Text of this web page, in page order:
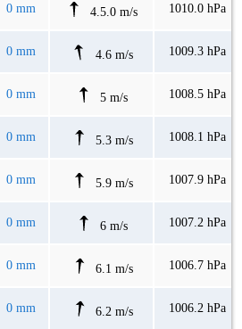
0 mm 4.5.0 m/s 1010.0 hPa
0 mm 4.6 m/s 1009.3 hPa
0 mm 5 m/s 1008.5 hPa
0 mm 5.3 m/s 1008.1 hPa
0 mm 5.9 m/s 1007.9 hPa
0 mm 6 m/s 1007.2 hPa
0 mm 6.1 m/s 1006.7 hPa
0 mm 6.2 m/s 1006.2 hPa